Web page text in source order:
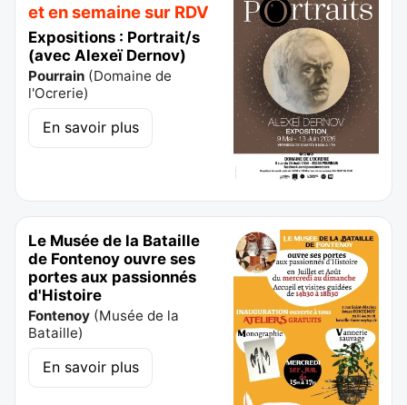
et en semaine sur RDV
Expositions : Portrait/s
(avec Alexeï Dernov)
Pourrain (Domaine de
l'Ocrerie)
En savoir plus
Le Musée de la Bataille
de Fontenoy ouvre ses
portes aux passionnés
d'Histoire
Fontenoy (Musée de la
Bataille)
En savoir plus